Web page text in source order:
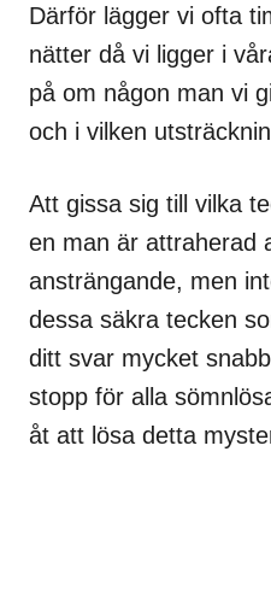
Därför lägger vi ofta
nätter då vi ligger i
på om någon man vi
och i vilken
Att gissa sig till vilka
en man är attraherad
ansträngande, men
dessa säkra tecken
ditt svar mycket
stopp för alla
åt att lösa detta